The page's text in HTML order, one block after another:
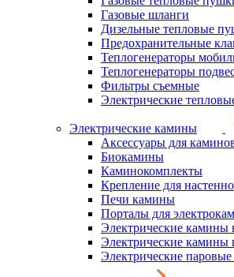
Газовые шланги
Дизельные тепловые
Предохранительные
Теплогенераторы
Теплогенераторы
Фильтры съемные
Электрические
Электрические камины
Аксессуары для
Биокамины
Каминокомплекты
Крепление для
Печи камины
Порталы для
Электрические камины
Электрические камины
Электрические паровые